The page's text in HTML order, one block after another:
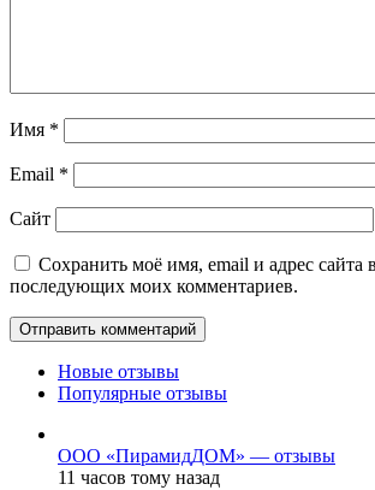
Имя *
Email *
Сайт
Сохранить моё имя, email и адрес сайта
последующих моих комментариев.
Новые отзывы
Популярные отзывы
ООО «ПирамидДОМ» — отзывы
11 часов тому назад